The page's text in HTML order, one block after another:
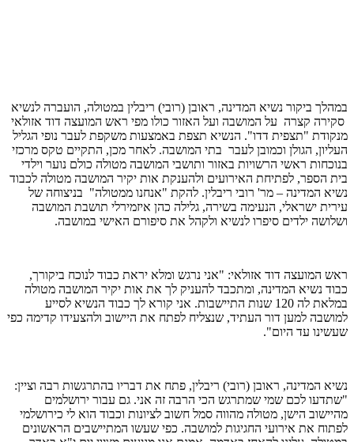
במהלך ביקור נשיא המדינה, ראובן (רובי) ריבלין במטולה, הועברה לנשיא
סקירה קצרה על המושבה ועל האזור כולו מפי ראש המועצה דוד אזולאי
מנקודת "תצפית דדו". הנשיא תצפת באמצעות משקפת לעבר נופי הגליל
העליון, הגולן וכמובן לעבר בתי המושבה. לאחר מכן, התקיים טקס מרכזי
בנוכחות ראשי הרשויות באזור ותושבי המושבה מטולה כולם נוער וילדי
בית הספר, לפתיחת האירועים ולהענקת אות יקיר המושבה מטולה לכבוד
נשיא המדינה – מר' רובי ריבלין. להקת "אנחנו ממטולה" בניצוחה של
עירית ישראלי, הנעימה בשירה, גלילה כהן איזמירלי תושבת המושבה
ושלושה ילדים סיפרו לנשיא ולקהל את סיפורם האישי במושבה.
ראש המועצה דוד אזולאי: "אני נרגש ומלא יראת כבוד לנוכח ביקורך,
כבוד נשיא המדינה, ומתכבד להעניק לך את אות יקיר המושבה מטולה
במלאת לה 120 שנות התיישבות. אני קורא לך כבוד הנשיא לסייע
למושבה למען דור העתיד, שנצליח לפתח את היישוב ולהצעידו קדימה כפי
שעשינו עד היום".
נשיא המדינה, ראובן (רובי) ריבלין, פתח את דבריו בהתרגשות רבה וציין:
"שתדעו לכם שמי שמתרגש הכי הרבה זה אני. גם עבור ירושלמים
מהיישוב הישן, מטולה מהווה סמל חשוב לציונות וכבוד הוא לי כירושלמי
לפתוח את אירועי החגיגות למושבה. כפי שעשו המתיישבים הראשונים